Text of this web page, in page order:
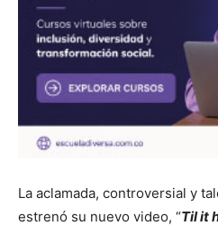
La aclamada, controversial y
estrenó su nuevo video, “Til it